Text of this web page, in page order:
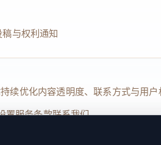
与权利通知
续优化内容透明度、联系方式与用
置服务条款联系我们